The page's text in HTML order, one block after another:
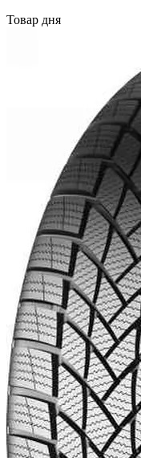
Товар дня